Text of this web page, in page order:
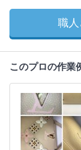
職
このプロの作業